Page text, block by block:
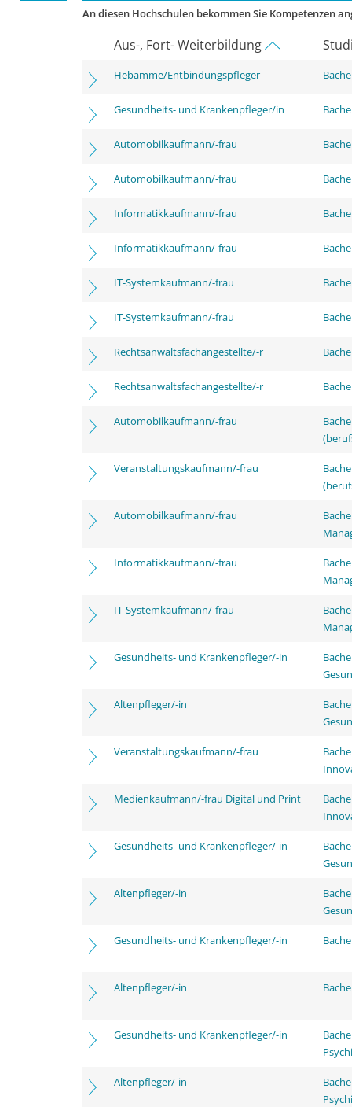
An diesen Hochschulen bekommen Sie Kompetenzen
Aus-, Fort- Weiterbildung
Hebamme/Entbindungspfleger
Gesundheits- und Krankenpfleger/in
Automobilkaufmann/-frau
Automobilkaufmann/-frau
Informatikkaufmann/-frau
Informatikkaufmann/-frau
IT-Systemkaufmann/-frau
IT-Systemkaufmann/-frau
Rechtsanwaltsfachangestellte/-r
Rechtsanwaltsfachangestellte/-r
Automobilkaufmann/-frau
Veranstaltungskaufmann/-frau
Automobilkaufmann/-frau
Informatikkaufmann/-frau
IT-Systemkaufmann/-frau
Gesundheits- und Krankenpfleger/-in
Altenpfleger/-in
Veranstaltungskaufmann/-frau
Medienkaufmann/-frau Digital und Print
Gesundheits- und Krankenpfleger/-in
Altenpfleger/-in
Gesundheits- und Krankenpfleger/-in
Altenpfleger/-in
Gesundheits- und Krankenpfleger/-in
Altenpfleger/-in